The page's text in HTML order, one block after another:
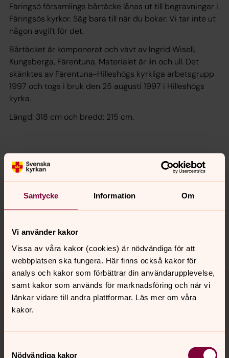
Samtycke Information Om
Vi använder kakor
Vissa av våra kakor (cookies) är nödvändiga för att
webbplatsen ska fungera. Här finns också kakor för
analys och kakor som förbättrar din användarupplevelse,
samt kakor som används för marknadsföring och när vi
länkar vidare till andra plattformar. Läs mer om våra
kakor.
Nödvändiga kakor
Färingsö församlings bårtäcke lånas ut till begravningar i
Färingsös kyrkor. Säg bara till när du bokar. Vi tar inte ut
någon avgift för det.
Bårtäcket är komponerat och vävt av Ingrid Wisell,
Kungsberga, Färentuna. Materialet är lin och ull. Det
skänktes av Färentuna-Hilleshögs kyrkliga arbetsgrupp
1997 och togs i bruk den 25 augusti 1997 i Hilleshögs
kyrka.
Längd: 318 cm och bredd: 215 cm.
Senast ändrad 16 april 2026
Synpunkter eller frågor på sidans
innehåll?
Tillbaka till toppen
Tillbaka till innehållet